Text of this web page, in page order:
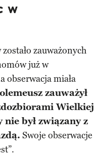
w
zauważonych
już w
obserwacja miała
zauważył
Wielkiej
był związany z
Swoje obserwacje